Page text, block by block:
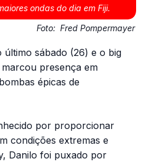
ondas do dia em Fiji.
Foto: Fred Pompermayer
último sábado (26) e o big
presença em
épicas de
por proporcionar
condições extremas e
Danilo foi puxado por